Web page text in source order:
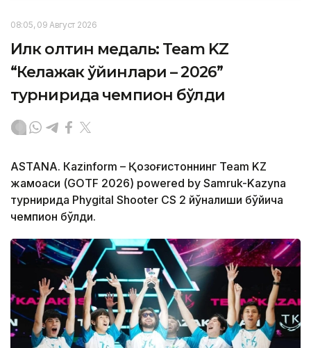
08:05, 09 Август 2026
Илк олтин медаль: Team KZ
“Келажак ўйинлари – 2026”
турнирида чемпион бўлди
ASTANА. Кazinform – Қозоғистоннинг Team KZ
жамоаси (GOTF 2026) powered by Samruk-Kazyna
турнирида Phygital Shooter CS 2 йўналиши бўйича
чемпион бўлди.